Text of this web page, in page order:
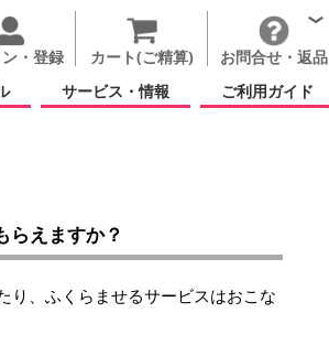
・登録 カート(ご精算)
お問合せ・返品
サービス・情報 ご利用ガイド
らえますか？
り、ふくらませるサービスはおこな